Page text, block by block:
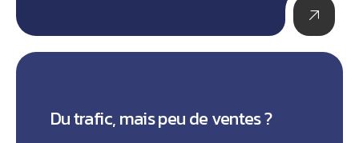
Du trafic, mais peu de ventes ?